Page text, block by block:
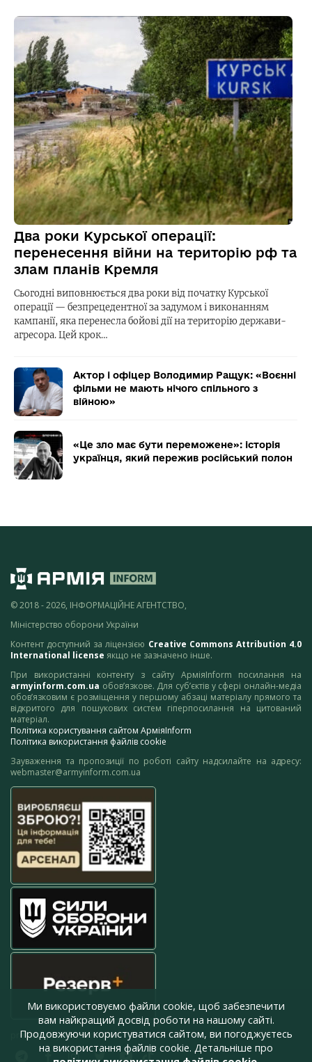
Два роки Курської операції:
перенесення війни на територію рф та
злам планів Кремля
Сьогодні виповнюється два роки від початку Курської
операції — безпрецедентної за задумом і виконанням
кампанії, яка перенесла бойові дії на територію держави-
агресора. Цей крок…
Актор і офіцер Володимир Ращук: «Воєнні
фільми не мають нічого спільного з
війною»
«Це зло має бути переможене»: історія
українця, який пережив російський полон
© 2018 - 2026, ІНФОРМАЦІЙНЕ АГЕНТСТВО,
Міністерство оборони України
Контент доступний за ліцензією Creative Commons Attribution 4.0
International license якщо не зазначено інше.
При використанні контенту з сайту АрміяInform посилання на
armyinform.com.ua обов’язкове. Для суб’єктів у сфері онлайн-медіа
обов’язковим є розміщення у першому абзаці матеріалу прямого та
відкритого для пошукових систем гіперпосилання на цитований
матеріал.
Політика користування сайтом АрміяInform
Політика використання файлів cookie
Зауваження та пропозиції по роботі сайту надсилайте на адресу:
webmaster@armyinform.com.ua
press@armyinform.com.ua
Ми використовуємо файли cookie, щоб забезпечити
вам найкращий досвід роботи на нашому сайті.
Продовжуючи користуватися сайтом, ви погоджуєтесь
на використання файлів cookie. Детальніше про